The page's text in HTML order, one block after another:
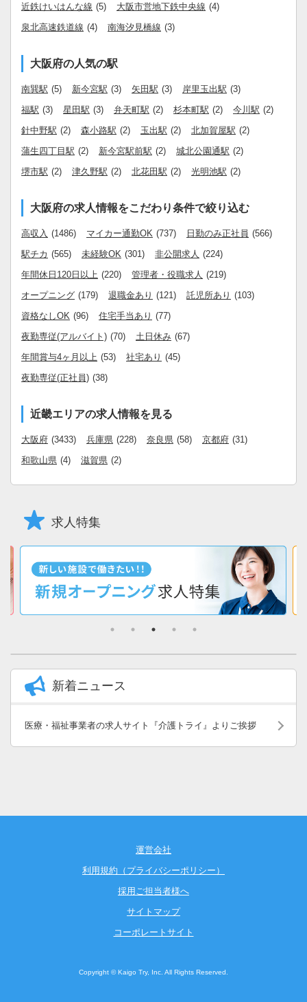
近鉄けいはんな線 (5) 大阪市営地下鉄中央線 (4)
泉北高速鉄道線 (4) 南海汐見橋線 (3)
大阪府の人気の駅
南巽駅 (5) 新今宮駅 (3) 矢田駅 (3) 岸里玉出駅 (3)
福駅 (3) 星田駅 (3) 弁天町駅 (2) 杉本町駅 (2) 今川駅 (2)
針中野駅 (2) 森小路駅 (2) 玉出駅 (2) 北加賀屋駅 (2)
蒲生四丁目駅 (2) 新今宮駅前駅 (2) 城北公園通駅 (2)
堺市駅 (2) 津久野駅 (2) 北花田駅 (2) 光明池駅 (2)
大阪府の求人情報をこだわり条件で絞り込む
高収入 (1486) マイカー通勤OK (737) 日勤のみ正社員 (566)
駅チカ (565) 未経験OK (301) 非公開求人 (224)
年間休日120日以上 (220) 管理者・役職求人 (219)
オープニング (179) 退職金あり (121) 託児所あり (103)
資格なしOK (96) 住宅手当あり (77)
夜勤専従(アルバイト) (70) 土日休み (67)
年間賞与4ヶ月以上 (53) 社宅あり (45)
夜勤専従(正社員) (38)
近畿エリアの求人情報を見る
大阪府 (3433) 兵庫県 (228) 奈良県 (58) 京都府 (31)
和歌山県 (4) 滋賀県 (2)
求人特集
新着ニュース
医療・福祉事業者の求人サイト『介護トライ』よりご挨拶
運営会社
利用規約（プライバシーポリシー）
採用ご担当者様へ
サイトマップ
コーポレートサイト
Copyright © Kaigo Try, Inc. All Rights Reserved.